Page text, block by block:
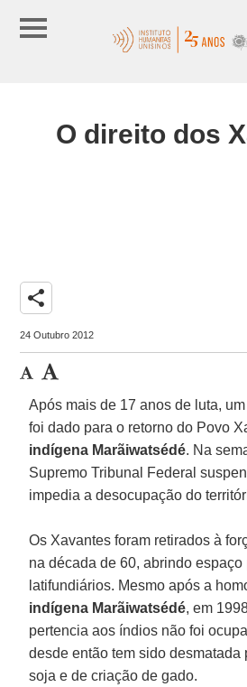
O direito dos
share
24 Outubro 2012
Após mais de 17 anos de luta,
foi dado para o retorno do Povo
indígena Marãiwatsédé. Na
Supremo Tribunal Federal
impedia a desocupação do
Os Xavantes foram retirados à
na década de 60, abrindo
latifundiários. Mesmo após a
indígena Marãiwatsédé, em
pertencia aos índios não foi
desde então tem sido desmatada
soja e de criação de gado.